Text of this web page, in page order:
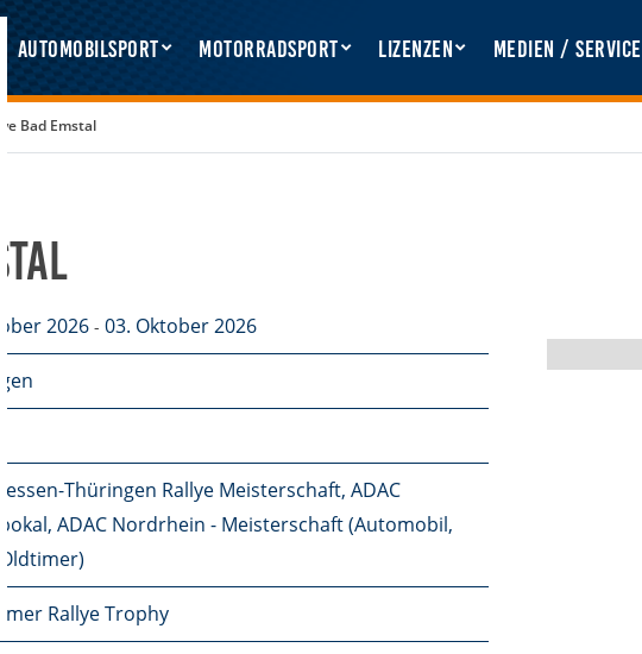
Automobilsport Motorradsport Lizenzen Medien / Service
Bad Emstal
2026-03. Oktober 2026
Thüringen Rallye Meisterschaft, ADAC
ADAC Nordrhein - Meisterschaft (Automobil,
Oldtimer)
Rallye Trophy